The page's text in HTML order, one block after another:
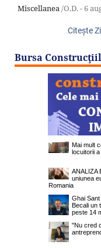
Miscellanea/O.D. -6
Citeşte
Bursa